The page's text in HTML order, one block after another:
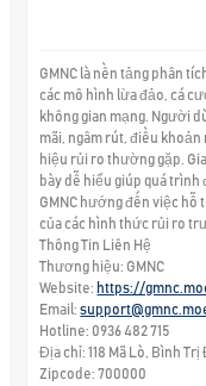
GMNC là nền tảng phân
các mô hình lừa đảo, cá
không gian mạng. Người
mãi, ngâm rút, điều khoản
hiệu rủi ro thường gặp.
bày dễ hiểu giúp quá trình
GMNC hướng đến việc hỗ
của các hình thức rủi ro
Thông Tin Liên Hệ
Thương hiệu: GMNC
Website: https://
Email:
Hotline: 0936 482 715
Địa chỉ: 118 Mã Lò, Bình
Zipcode: 700000